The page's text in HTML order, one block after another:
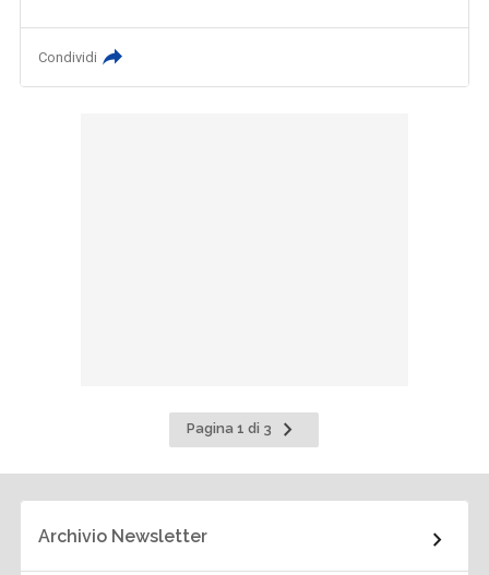
Condividi
Pagina 1 di 3
Pagina
successiva
Archivio Newsletter